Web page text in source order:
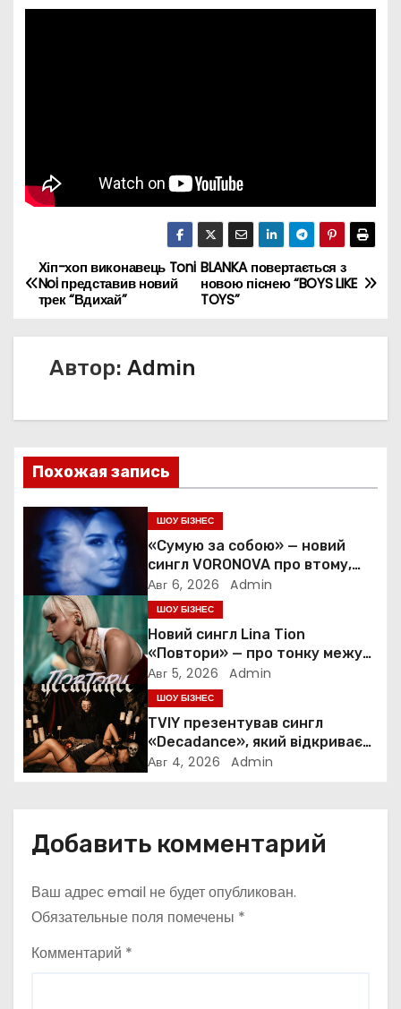
Н
г
а
ц
и
п
о
з
а
п
с
я
м
BLANKA повертається з
новою піснею “BOYS LIKE
TOYS”
Хіп-хоп виконавець Toni
Noi представив новий
трек “Вдихай”
Автор: Admin
Похожая запись
ШОУ БІЗНЕС
«Сумую за собою» — новий
сингл VORONOVA про втому,
силу та повернення до себе
Авг 6, 2026 Admin
ШОУ БІЗНЕС
Новий сингл Lina Tion
«Повтори» — про тонку межу
між коханням, залежністю та
нав’язливою прив’язаністю
Авг 5, 2026 Admin
ШОУ БІЗНЕС
TVIY презентував сингл
«Decadance», який відкриває
нову сторінку українського
Авг 4, 2026 Admin
Добавить комментарий
Ваш адрес email не будет опубликован.
Обязательные поля помечены *
Комментарий *